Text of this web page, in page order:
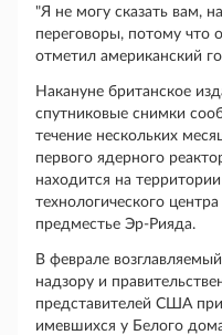
"Я не могу сказать вам,
переговоры, потому что
отметил американский
Накануне британское
спутниковые снимки
течение нескольких
первого ядерного
находится на
технологического
предместье Эр-Рияда.
В феврале
надзору и
представителей США
имевшихся у Белого